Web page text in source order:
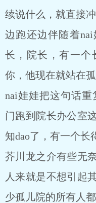
续说什么，就直接
边跑还边伴随着
长，院长，有一个
你，他现在就站在
nai娃娃把这句话
门跑到院长办公室
知dao了，有一个长
芥川龙之介有些无
人来就是不想引起
少孤儿院的所有人